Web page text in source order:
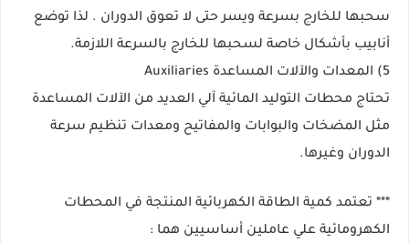
سحبها للخارج بسرعة ويسر حتى لا تعوق الدوران . لذا توضع
أنابيب بأشكال خاصة لسحبها للخارج بالسرعة اللازمة.
5) المعدات والآلات المساعدة Auxiliaries
تحتاج محطات التوليد المائية آلي العديد من الآلات المساعدة
مثل المضخات والبوابات والمفاتيح ومعدات تنظيم سرعة
الدوران وغيرها.
*** تعتمد كمية الطاقة الكهربائية المنتجة في المحطات
الكهرومائية علي عاملين أساسيين هما :